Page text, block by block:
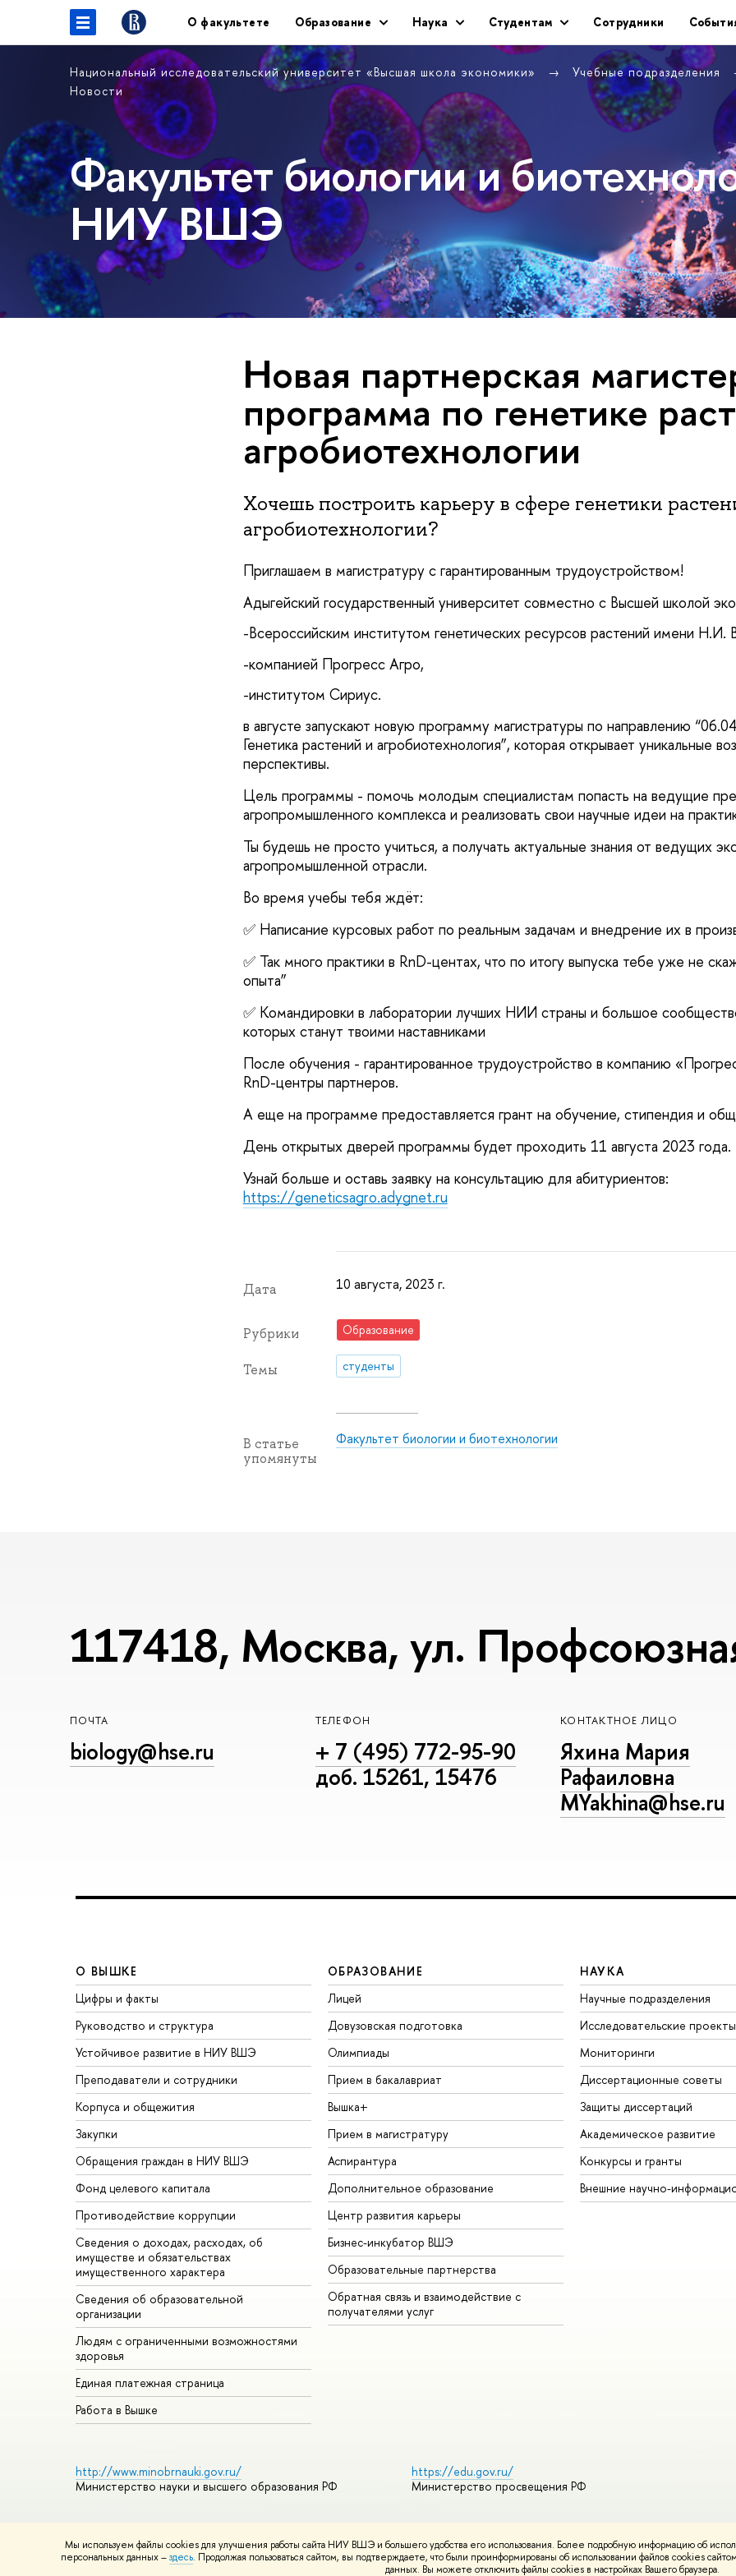
Мы используем файлы cookies для улучшения работы сайта НИУ ВШЭ и большего удобства его использования. Более подробную информацию об
персональных данных –здесь. Продолжая пользоваться сайтом, вы подтверждаете, что были проинформированы об использовании файлов cookies
данных. Вы можете отключить файлы cookies в настройках Вашего браузера.
О факультете Образование Наука Студентам Сотрудники
Национальный исследовательский университет «Высшая школа экономики» Учебные подразделения
Новости
Факультет биологии и
НИУ ВШЭ
Новая партнерская
программа по генетике
агробиотехнологии
Хочешь построить карьеру в сфере генетики
агробиотехнологии?
Приглашаем в магистратуру с гарантированным трудоустройством!
Адыгейский государственный университет совместно с Высшей школой
-Всероссийским институтом генетических ресурсов растений имени Н.И.
-компанией Прогресс Агро,
-институтом Сириус.
в августе запускают новую программу магистратуры по направлению
Генетика растений и агробиотехнология”, которая открывает уникальные
перспективы.
Цель программы - помочь молодым специалистам попасть на ведущие
агропромышленного комплекса и реализовать свои научные идеи на
Ты будешь не просто учиться, а получать актуальные знания от ведущих
агропромышленной отрасли.
Во время учебы тебя ждёт:
✅ Написание курсовых работ по реальным задачам и внедрение их в
✅ Так много практики в RnD-центах, что по итогу выпуска тебе уже не
опыта”
✅ Командировки в лаборатории лучших НИИ страны и большое
которых станут твоими наставниками
После обучения - гарантированное трудоустройство в компанию
RnD-центры партнеров.
А еще на программе предоставляется грант на обучение, стипендия и
День открытых дверей программы будет проходить 11 августа 2023 года.
Узнай больше и оставь заявку на консультацию для абитуриентов:
https://geneticsagro.adygnet.ru
Дата 10 августа, 2023 г.
Рубрики Образование
Темы студенты
В статье
упомянуты
Факультет биологии и биотехнологии
117418, Москва, ул.
ПОЧТА
biology@hse.ru
ТЕЛЕФОН
+ 7 (495) 772-95-90
доб. 15261, 15476
КОНТАКТНОЕ ЛИЦО
Яхина Мария
Рафаиловна
MYakhina@hse.ru
О ВЫШКЕ
Цифры и факты
Руководство и структура
Устойчивое развитие в НИУ ВШЭ
Преподаватели и сотрудники
Корпуса и общежития
Закупки
Обращения граждан в НИУ ВШЭ
Фонд целевого капитала
Противодействие коррупции
Сведения о доходах, расходах, об
имуществе и обязательствах
имущественного характера
Сведения об образовательной
организации
Людям с ограниченными возможностями
здоровья
Единая платежная страница
Работа в Вышке
ОБРАЗОВАНИЕ
Лицей
Довузовская подготовка
Олимпиады
Прием в бакалавриат
Вышка+
Прием в магистратуру
Аспирантура
Дополнительное образование
Центр развития карьеры
Бизнес-инкубатор ВШЭ
Образовательные партнерства
Обратная связь и взаимодействие с
получателями услуг
НАУКА
Научные подразделения
Исследовательские проекты
Мониторинги
Диссертационные советы
Защиты диссертаций
Академическое развитие
Конкурсы и гранты
Внешние научно-
http://www.minobrnauki.gov.ru/
Министерство науки и высшего образования РФ
https://edu.gov.ru/
Министерство просвещения РФ
© НИУ ВШЭ 1993–2026 Адреса и контактыУсловия использования материаловПолитика конфиденциальностиКарта сайта
Шрифты HSE Sans и HSE Slab разработаны вШколе дизайна НИУ ВШЭ